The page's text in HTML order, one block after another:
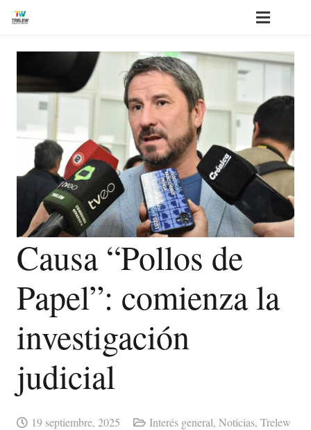
Causa “Pollos de
Papel”: comienza la
investigación
judicial
19 septiembre, 2025 Interés general, Noticias, Trelew